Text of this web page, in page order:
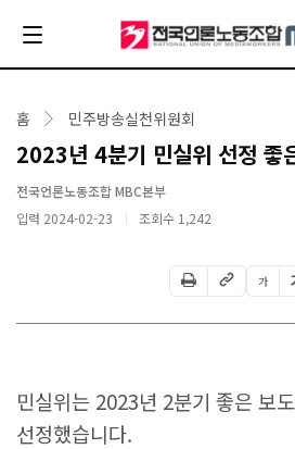
홈 민주방송실천위원회
2023년 4분기 민실위 선정 좋
전국언론노동조합 MBC본부
입력 2024-02-23
조회수 1,242
가
민실위는 2023년 2분기 좋은 보
선정했습니다.